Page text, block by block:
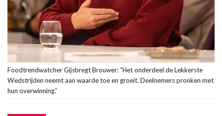
Foodtrendwatcher Gijsbregt Brouwer: “Het onderdeel de Lekkerste
Wedstrijden neemt aan waarde toe en groeit. Deelnemers pronken met
hun overwinning.”